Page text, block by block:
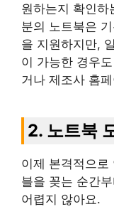
원하는지 확인하
분의 노트북은
을 지원하지만,
이 가능한 경우
거나 제조사 홈
2. 노트북
이제 본격적으로
블을 꽂는 순간
어렵지 않아요.